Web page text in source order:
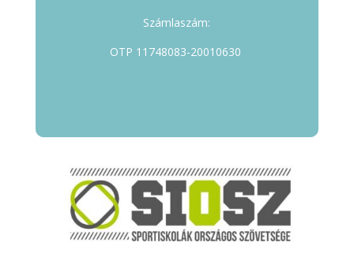
Számlaszám:
OTP 11748083-20010630